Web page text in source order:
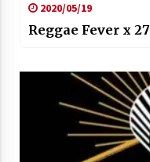
2020/05/19
Reggae Fever x 27